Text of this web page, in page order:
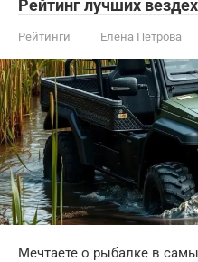
Рейтинг лучших
Рейтинги Елена Петрова
Мечтаете о рыбалке в